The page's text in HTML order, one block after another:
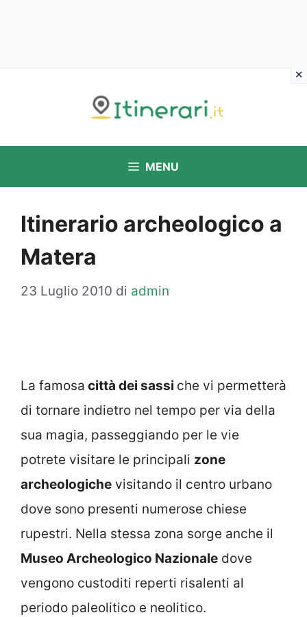
MENU
Itinerario archeologico a
Matera
23 Luglio 2010 di admin
La famosa città dei sassi che vi permetterà
di tornare indietro nel tempo per via della
sua magia, passeggiando per le vie
potrete visitare le principali zone
archeologiche visitando il centro urbano
dove sono presenti numerose chiese
rupestri. Nella stessa zona sorge anche il
Museo Archeologico Nazionale dove
vengono custoditi reperti risalenti al
periodo paleolitico e neolitico.